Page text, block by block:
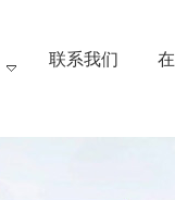
联系我们